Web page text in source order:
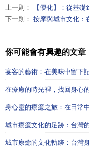
上一則：
【優化】：從基
下一則： 按摩與城市文化：
你可能會有興趣的文章
宴客的藝術：在美味中留下
在療癒的時光裡，找回身心
身心靈的療癒之旅：在日常
城市療癒文化的足跡：台灣
城市療癒的文化軌跡：台灣